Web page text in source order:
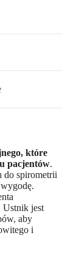
które
pacjentów.
do spirometrii
Ustnik jest
aby
i